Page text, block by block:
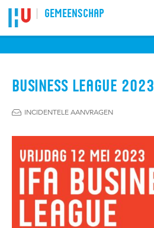
Spring naar pagina inhoud
GEMEENSCHAP
BUSINESS LEAGUE 2023
INCIDENTELE AANVRAGEN